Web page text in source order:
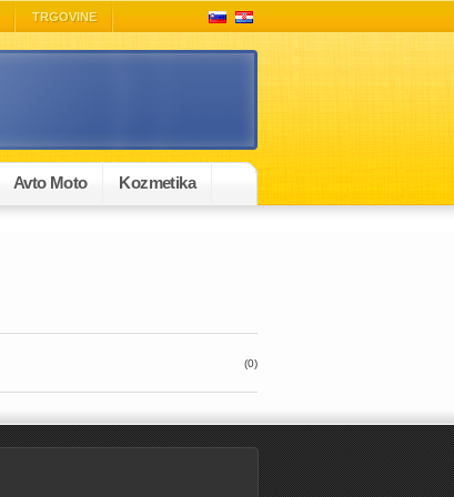
TRGOVINE
Avto Moto Kozmetika
(0)